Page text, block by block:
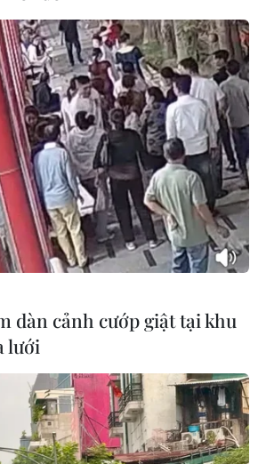
sự Việt Nam (phố Điện Biên Phủ), nơi
vật từ thời chiến tranh chống Mỹ trang trí
lễ lớn của dân tộc. (Ảnh: Minh
Hiếu/Vietnam+)h
về sự phát triển kinh tế-xã hội của đất
qua. (Ảnh: Minh Hiếu/Vietnam+)
dàn cảnh cướp giật tại khu
lưới